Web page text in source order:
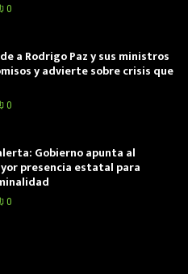
0
a Rodrigo Paz y sus ministros
y advierte sobre crisis que
0
Gobierno apunta al
presencia estatal para
0